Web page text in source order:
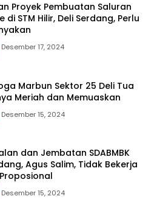
Proyek Pembuatan Saluran
di STM Hilir, Deli Serdang, Perlu
Desember 17, 2024
Marbun Sektor 25 Deli Tua
Meriah dan Memuaskan
Desember 15, 2024
dan Jembatan SDABMBK
Agus Salim, Tidak Bekerja
Desember 15, 2024